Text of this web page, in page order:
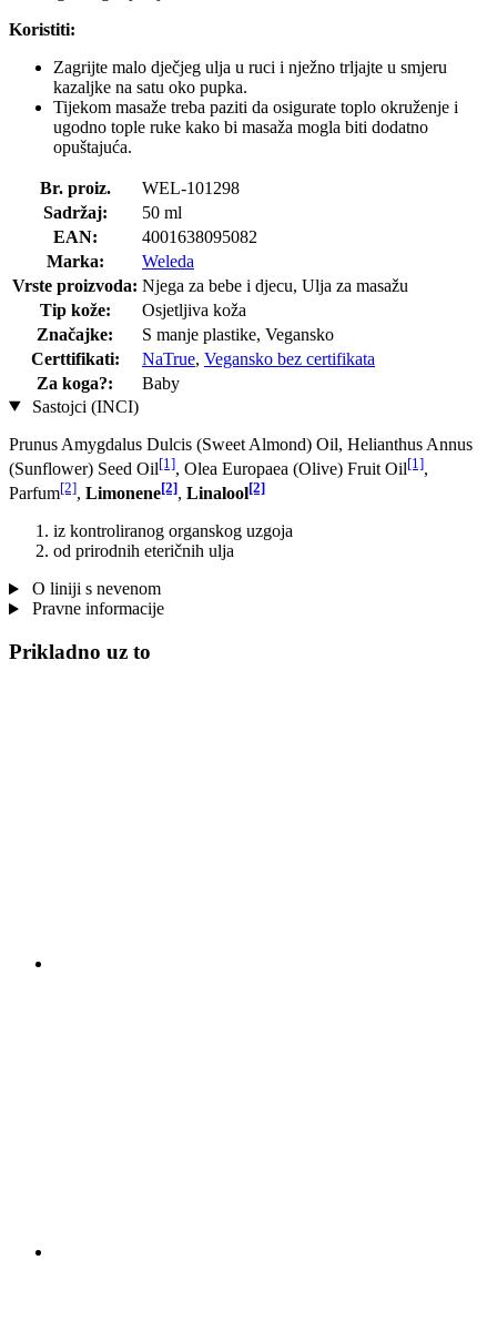
Koristiti:
Zagrijte malo dječjeg ulja u ruci i nježno trljajte u smjeru
kazaljke na satu oko pupka.
Tijekom masaže treba paziti da osigurate toplo okruženje i
ugodno tople ruke kako bi masaža mogla biti dodatno
opuštajuća.
Br. proiz.
WEL-101298
Sadržaj:
50 ml
EAN:
4001638095082
Marka:
Weleda
Vrste proizvoda: Njega za bebe i djecu, Ulja za masažu
Tip kože:
Osjetljiva koža
Značajke:
S manje plastike, Vegansko
Certtifikati:
NaTrue, Vegansko bez certifikata
Za koga?:
Baby
Sastojci (INCI)
Prunus Amygdalus Dulcis (Sweet Almond) Oil, Helianthus Annus
(Sunflower) Seed Oil[1], Olea Europaea (Olive) Fruit Oil[1],
Parfum[2], Limonene[2], Linalool[2]
iz kontroliranog organskog uzgoja
od prirodnih eteričnih ulja
O liniji s nevenom
Pravne informacije
Prikladno uz to